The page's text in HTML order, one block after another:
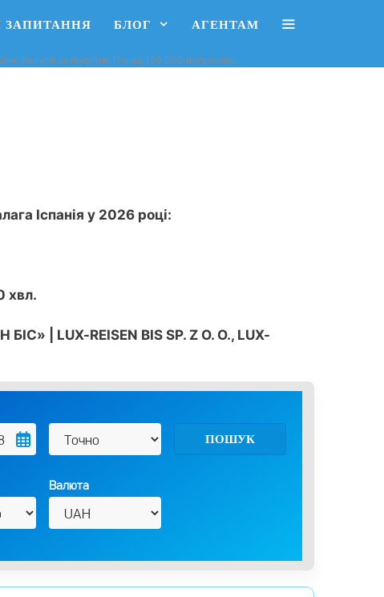
ЗАПИТАННЯ БЛОГ АГЕНТАМ
бонуси за покупки. Понад 120 000 напрямків.
Іспанія у 2026 році:
хвл.
| LUX-REISEN BIS SP. Z O. O., LUX-
ПОШУК
Валюта